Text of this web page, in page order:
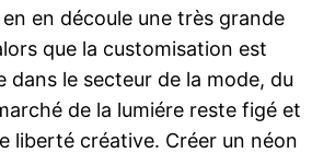
en découle une très grande
que la customisation est
dans le secteur de la mode, du
de la lumiére reste figé et
liberté créative. Créer un néon